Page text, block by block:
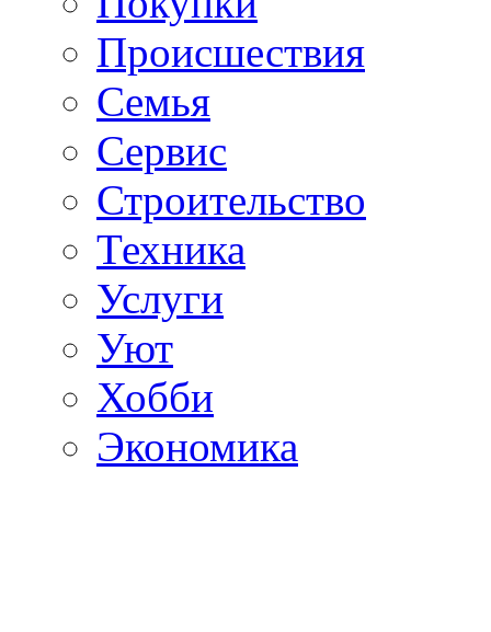
Происшествия
Семья
Сервис
Строительство
Техника
Услуги
Уют
Хобби
Экономика